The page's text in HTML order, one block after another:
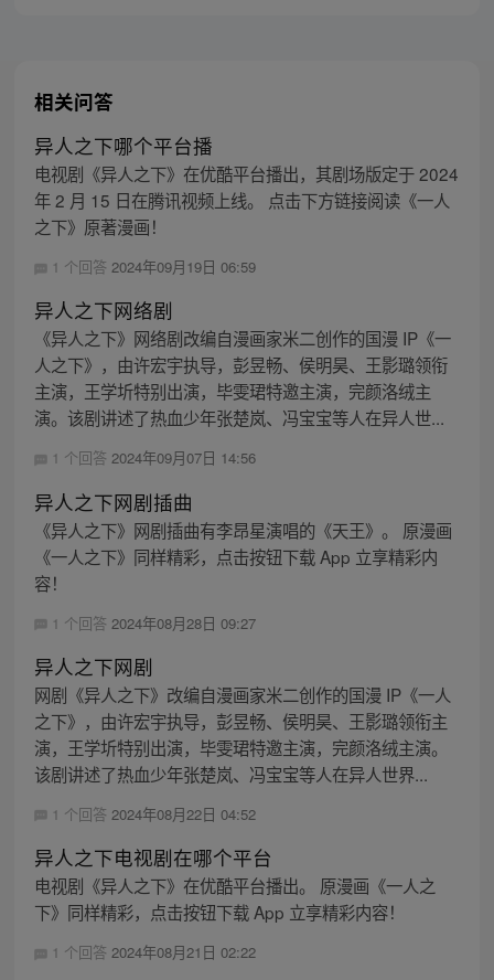
相关问答
异人之下哪个平台播
电视剧《异人之下》在优酷平台播出，其剧场版定于 2024
年 2 月 15 日在腾讯视频上线。 点击下方链接阅读《一人
之下》原著漫画！
1 个回答 2024年09月19日 06:59
异人之下网络剧
《异人之下》网络剧改编自漫画家米二创作的国漫 IP《一
人之下》，由许宏宇执导，彭昱畅、侯明昊、王影璐领衔
主演，王学圻特别出演，毕雯珺特邀主演，完颜洛绒主
演。该剧讲述了热血少年张楚岚、冯宝宝等人在异人世...
1 个回答 2024年09月07日 14:56
异人之下网剧插曲
《异人之下》网剧插曲有李昂星演唱的《天王》。 原漫画
《一人之下》同样精彩，点击按钮下载 App 立享精彩内
容！
1 个回答 2024年08月28日 09:27
异人之下网剧
网剧《异人之下》改编自漫画家米二创作的国漫 IP《一人
之下》，由许宏宇执导，彭昱畅、侯明昊、王影璐领衔主
演，王学圻特别出演，毕雯珺特邀主演，完颜洛绒主演。
该剧讲述了热血少年张楚岚、冯宝宝等人在异人世界...
1 个回答 2024年08月22日 04:52
异人之下电视剧在哪个平台
电视剧《异人之下》在优酷平台播出。 原漫画《一人之
下》同样精彩，点击按钮下载 App 立享精彩内容！
1 个回答 2024年08月21日 02:22